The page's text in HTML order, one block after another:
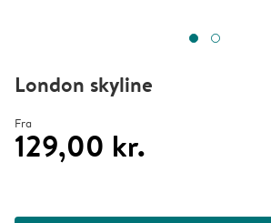
London skyline
Fra
129,00 kr.